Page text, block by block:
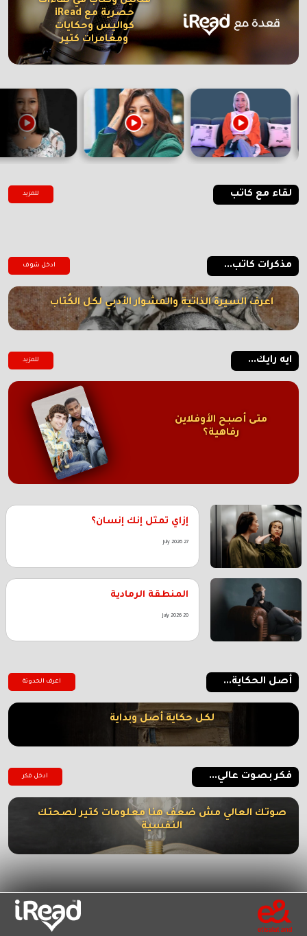
حصرية مع iRead
كواليس وحكايات
ومغامرات كتير
لقاء مع كاتب للمزيد
مذكرات كاتب... ادخل شوف
اعرف السيرة الذاتية والمشوار الأدبي لكل الكُتاب
ايه رايك... للمزيد
متى أصبح الأوفلاين
رفاهية؟
إزاي تمثل إنك إنسان؟
27 July 2026
المنطقة الرمادية
20 July 2026
أصل الحكاية... اعرف الحدوتة
لكل حكاية أصل وبداية
فكر بصوت عالي... ادخل فكر
صوتك العالي مش ضعف هنا معلومات كتير لصحتك
النفسية